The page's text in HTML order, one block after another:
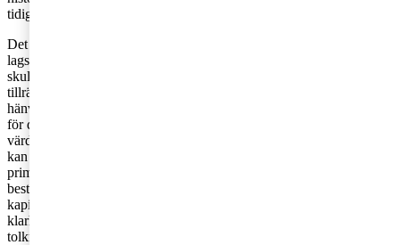
tidigare års hantering för att identifiera eventuella risker.
Det kan dock noteras att även om HFD:s tolkning ligger i linje med
lagstiftarens intention och skapar en symmetri mellan hanteringen av
skulden och derivatet, kan det diskuteras huruvida lagtexten i sig är
tillräckligt tydlig i detta avseende. Den bestämmelse som 24:4
hänvisar till, det vill säga 14:8, reglerar inte beskattningstidpunkten
för den underliggande kapitaltillgången utan anger enbart till vilket
värde en fordran eller skuld ska tas upp till vid beskattningen. Det
kan också tilläggas att reglerna om ränteavdragsbegränsning har som
primärt syfte att begränsa avdrag för räntekostnader och inte att
bestämma den faktiska beskattningstidpunkten för vissa typer av
kapitaltillgångar. Avgörandet är dock välkommet i sak, då det skapar
klarhet i en situation där lagtexten lämnat utrymme för olika
tolkningar.